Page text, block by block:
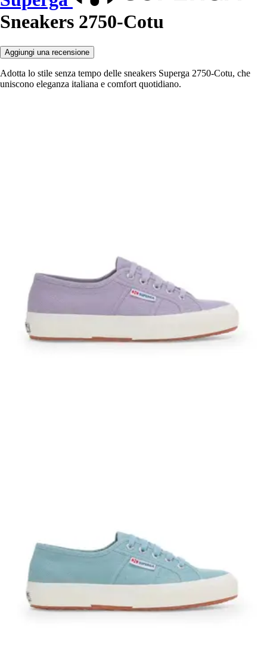
Sneakers 2750-Cotu
Aggiungi una recensione
Adotta lo stile senza tempo delle sneakers Superga 2750-Cotu, che
uniscono eleganza italiana e comfort quotidiano.